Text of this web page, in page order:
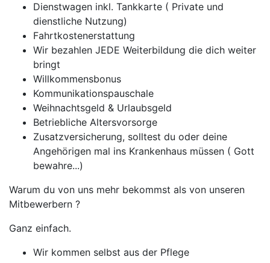
Dienstwagen inkl. Tankkarte ( Private und
dienstliche Nutzung)
Fahrtkostenerstattung
Wir bezahlen JEDE Weiterbildung die dich weiter
bringt
Willkommensbonus
Kommunikationspauschale
Weihnachtsgeld & Urlaubsgeld
Betriebliche Altersvorsorge
Zusatzversicherung, solltest du oder deine
Angehörigen mal ins Krankenhaus müssen ( Gott
bewahre...)
Warum du von uns mehr bekommst als von unseren
Mitbewerbern ?
Ganz einfach.
Wir kommen selbst aus der Pflege